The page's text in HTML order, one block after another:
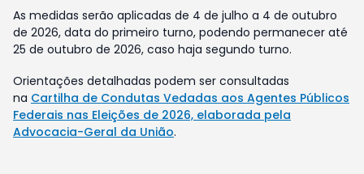
As medidas serão aplicadas de 4 de julho a 4 de outubro
de 2026, data do primeiro turno, podendo permanecer até
25 de outubro de 2026, caso haja segundo turno.
Orientações detalhadas podem ser consultadas
na Cartilha de Condutas Vedadas aos Agentes Públicos
Federais nas Eleições de 2026, elaborada pela
Advocacia-Geral da União.